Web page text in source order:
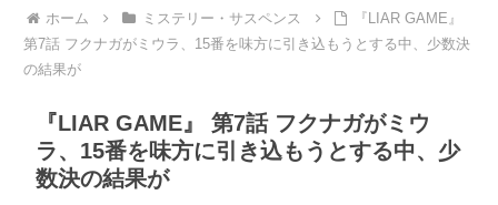
ホーム ミステリー・サスペンス
『LIAR GAME』
第7話 フクナガがミウラ、15番を味方に引き込もうとする中、少数決
の結果が
『LIAR GAME』 第7話 フクナガがミウ
ラ、15番を味方に引き込もうとする中、少
数決の結果が